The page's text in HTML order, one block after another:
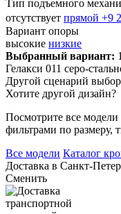
Тип подъемного
отсутствует прямой +9
Вариант опоры
высокие низкие
Выбранный вариант:
Гелакси 011 серо-
Другой сценарий
Хотите другой дизайн?
Посмотрите все модели
фильтрами по размеру,
Все модели Каталог
Доставка в Санкт-
Сменить